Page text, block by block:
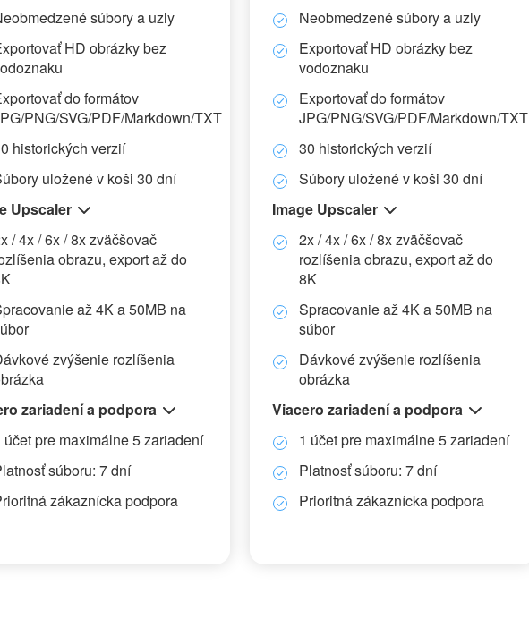
súbory a uzly
HD obrázky bez
do formátov
PNG/SVG/PDF/Markdown/TXT
historických verzií
uložené v koši 30 dní
Upscaler
/ 4x / 6x / 8x zväčšovač
obrazu, export až do
až 4K a 50MB na
zvýšenie rozlíšenia
zariadení a podpora
účet pre maximálne 5 zariadení
súboru: 7 dní
zákaznícka podpora
Neobmedzené súbory a uzly
Exportovať HD obrázky bez
vodoznaku
Exportovať do formátov
JPG/PNG/SVG/PDF/Markdown/TXT
30 historických verzií
Súbory uložené v koši 30 dní
Image Upscaler
2x / 4x / 6x / 8x zväčšovač
rozlíšenia obrazu, export až do
8K
Spracovanie až 4K a 50MB na
súbor
Dávkové zvýšenie rozlíšenia
obrázka
Viacero zariadení a podpora
1 účet pre maximálne 5 zariadení
Platnosť súboru: 7 dní
Prioritná zákaznícka podpora